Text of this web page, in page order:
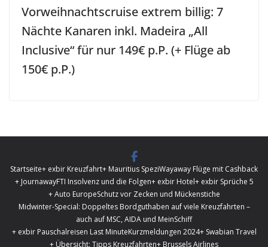
Vorweihnachtscruise extrem billig: 7
Nächte Kanaren inkl. Madeira „All
Inclusive“ für nur 149€ p.P. (+ Flüge ab
150€ p.P.)
Startseite+ exbir Kreuzfahrt+ Mauritius SpeziWayaway Flüge mit Cashback
+ JournawayFTI Insolvenz und die Folgen+ exbir Hotel+ exbir Sprüche 5
+ Auto EuropeSchutz vor Zecken und Mückenstiche
Midwinter-Special: Doppeltes Bordguthaben auf viele Kreuzfahrten –
auch auf MSC, AIDA und MeinSchiff
+ exbir Pauschalreisen Last MinuteKurzmeldungen 2024+ Swabian Travel
+ Übersicht: Tipps Kreuzfahrten+ Brussels Airlines